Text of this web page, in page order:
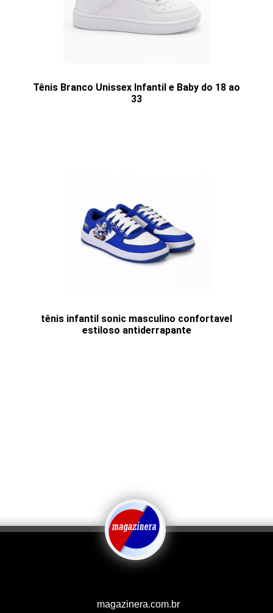
Tênis Branco Unissex Infantil e Baby do 18 ao
33
tênis infantil sonic masculino confortavel
estiloso antiderrapante
magazinera.com.br